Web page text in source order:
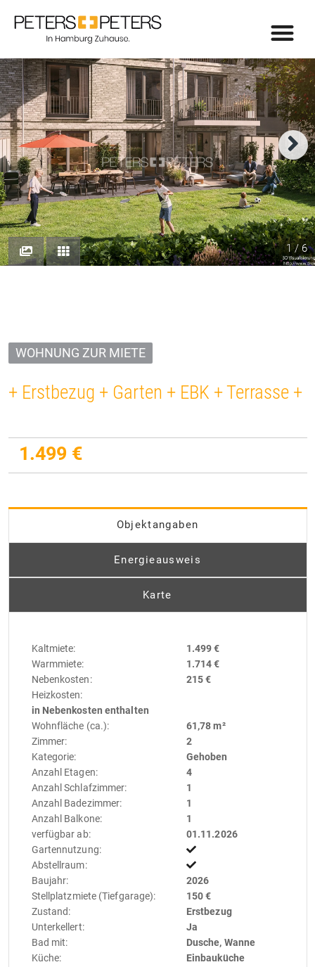
1 / 6
WOHNUNG ZUR MIETE
+ Erstbezug + Garten + EBK + Terrasse +
1.499 €
Objektangaben
Energieausweis
Karte
Kaltmiete:
1.499 €
Warmmiete:
1.714 €
Nebenkosten:
215 €
Heizkosten:
in Nebenkosten enthalten
Wohnfläche (ca.):
61,78 m²
Zimmer:
2
Kategorie:
Gehoben
Anzahl Etagen:
4
Anzahl Schlafzimmer:
1
Anzahl Badezimmer:
1
Anzahl Balkone:
1
verfügbar ab:
01.11.2026
Gartennutzung:
Abstellraum:
Baujahr:
2026
Stellplatzmiete (Tiefgarage):
150 €
Zustand:
Erstbezug
Unterkellert:
Ja
Bad mit:
Dusche, Wanne
Küche:
Einbauküche